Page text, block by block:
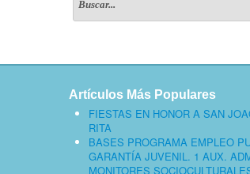
Artículos Más Populares
FIESTAS EN HONOR A SAN
RITA
BASES PROGRAMA EMPLEO
GARANTÍA JUVENIL. 1 AUX.
MONITORES